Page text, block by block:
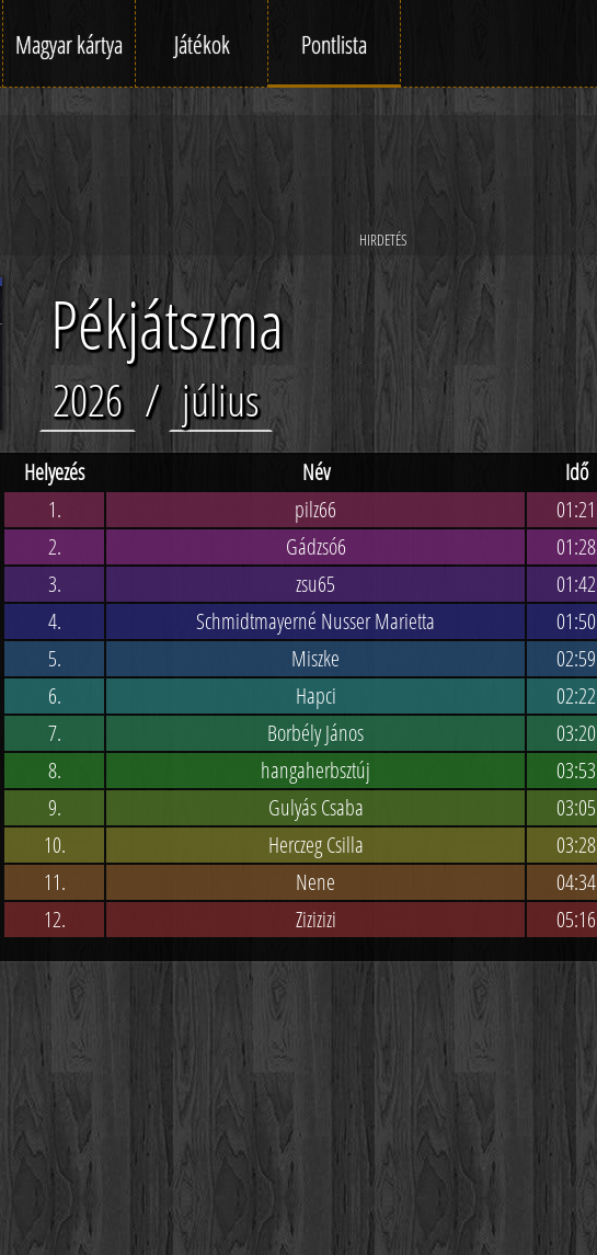
Magyar kártya Játékok Pontlista
Pékjátszma
2026 / július
Helyezés Név Idő
1.
pilz66 01:21
2.
Gádzsó6 01:28
3.
zsu65 01:42
4.
Schmidtmayerné Nusser Marietta 01:50
5.
Miszke 02:59
6.
Hapci 02:22
7.
Borbély János 03:20
8.
hangaherbsztúj 03:53
9.
Gulyás Csaba 03:05
10.
Herczeg Csilla 03:28
11.
Nene 04:34
12.
Zizizizi 05:16